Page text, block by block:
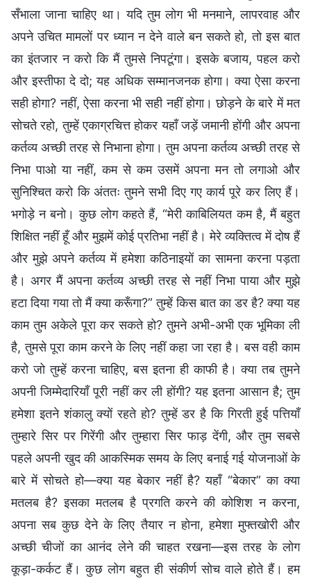
सँभाला जाना चाहिए था। यदि तुम लोग भी मनमाने, लापरवाह और
अपने उचित मामलों पर ध्यान न देने वाले बन सकते हो, तो इस बात
का इंतजार न करो कि मैं तुमसे निपटूंगा। इसके बजाय, पहल करो
और इस्तीफा दे दो; यह अधिक सम्मानजनक होगा। क्या ऐसा करना
सही होगा? नहीं, ऐसा करना भी सही नहीं होगा। छोड़ने के बारे में मत
सोचते रहो, तुम्हें एकाग्रचित्त होकर यहाँ जड़ें जमानी होंगी और अपना
कर्तव्य अच्छी तरह से निभाना होगा। तुम अपना कर्तव्य अच्छी तरह से
निभा पाओ या नहीं, कम से कम उसमें अपना मन तो लगाओ और
सुनिश्चित करो कि अंततः तुमने सभी दिए गए कार्य पूरे कर लिए हैं।
भगोड़े न बनो। कुछ लोग कहते हैं, “मेरी काबिलियत कम है, मैं बहुत
शिक्षित नहीं हूँ और मुझमें कोई प्रतिभा नहीं है। मेरे व्यक्तित्व में दोष हैं
और मुझे अपने कर्तव्य में हमेशा कठिनाइयों का सामना करना पड़ता
है। अगर मैं अपना कर्तव्य अच्छी तरह से नहीं निभा पाया और मुझे
हटा दिया गया तो मैं क्या करूँगा?” तुम्हें किस बात का डर है? क्या यह
काम तुम अकेले पूरा कर सकते हो? तुमने अभी-अभी एक भूमिका ली
है, तुमसे पूरा काम करने के लिए नहीं कहा जा रहा है। बस वही काम
करो जो तुम्हें करना चाहिए, बस इतना ही काफी है। क्या तब तुमने
अपनी जिम्मेदारियाँ पूरी नहीं कर ली होंगी? यह इतना आसान है; तुम
हमेशा इतने शंकालु क्यों रहते हो? तुम्हें डर है कि गिरती हुई पत्तियाँ
तुम्हारे सिर पर गिरेंगी और तुम्हारा सिर फाड़ देंगी, और तुम सबसे
पहले अपनी खुद की आकस्मिक समय के लिए बनाई गई योजनाओं के
बारे में सोचते हो—क्या यह बेकार नहीं है? यहाँ “बेकार” का क्या
मतलब है? इसका मतलब है प्रगति करने की कोशिश न करना,
अपना सब कुछ देने के लिए तैयार न होना, हमेशा मुफ्तखोरी और
अच्छी चीजों का आनंद लेने की चाहत रखना—इस तरह के लोग
कूड़ा-कर्कट हैं। कुछ लोग बहुत ही संकीर्ण सोच वाले होते हैं। हम